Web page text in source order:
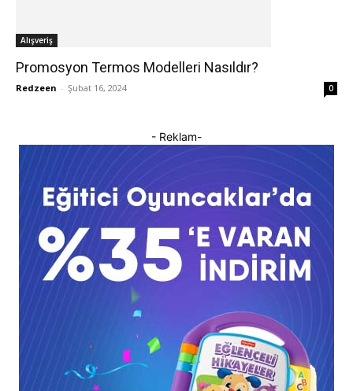
Alışveriş
Promosyon Termos Modelleri Nasıldır?
Redzeen - Şubat 16, 2024 0
- Reklam-